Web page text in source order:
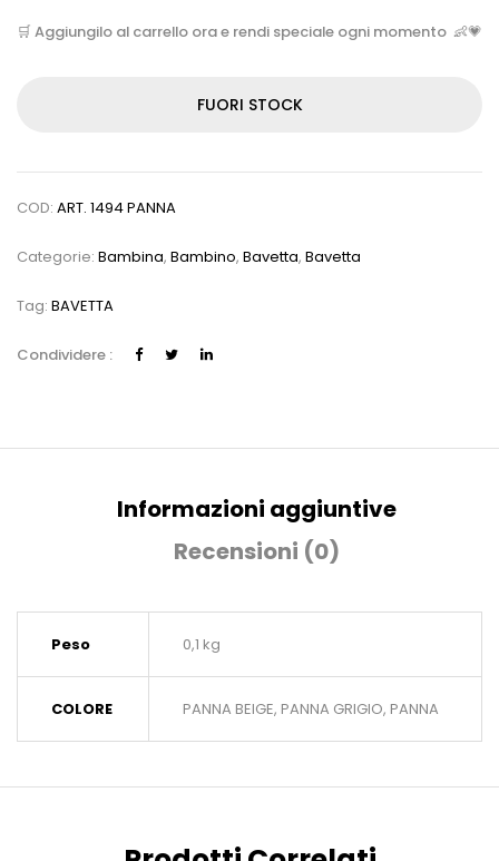
🛒 Aggiungilo al carrello ora e rendi speciale ogni momento 👶💗
FUORI STOCK
COD: ART. 1494 PANNA
Categorie: Bambina, Bambino, Bavetta, Bavetta
Tag: BAVETTA
Condividere :
Informazioni aggiuntive
Recensioni (0)
Peso 0,1 kg
COLORE PANNA BEIGE, PANNA GRIGIO, PANNA